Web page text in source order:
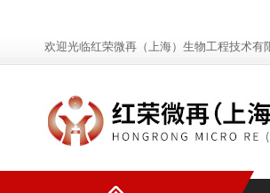
欢迎光临红荣微再（上海）生物工程技术有